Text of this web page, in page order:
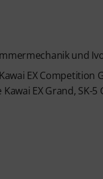
und
EX
EX Grand, SK-